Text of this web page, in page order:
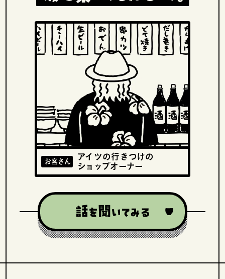
お客さん
アイツの行きつけの
ショップオーナー